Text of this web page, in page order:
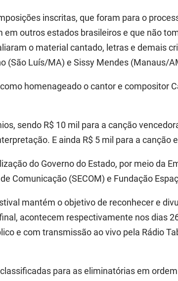
inscritas, que foram para o
outros estados brasileiros e que não
o material cantado, letras e demais
(São Luís/MA) e Sissy Mendes (Manaus/
homenageado o cantor e compositor
sendo R$ 10 mil para a canção
E ainda R$ 5 mil para a canção
do Governo do Estado, por meio da
Comunicação (SECOM) e Fundação
mantém o objetivo de reconhecer e
acontecem respectivamente nos dias
e com transmissão ao vivo pela Rádio
para as eliminatórias em